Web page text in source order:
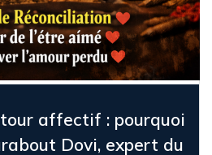
affectif : pourquoi
Dovi, expert du